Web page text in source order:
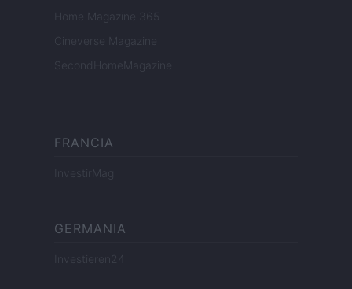
Home Magazine 365
Cineverse Magazine
SecondHomeMagazine
FRANCIA
InvestirMag
GERMANIA
Investieren24